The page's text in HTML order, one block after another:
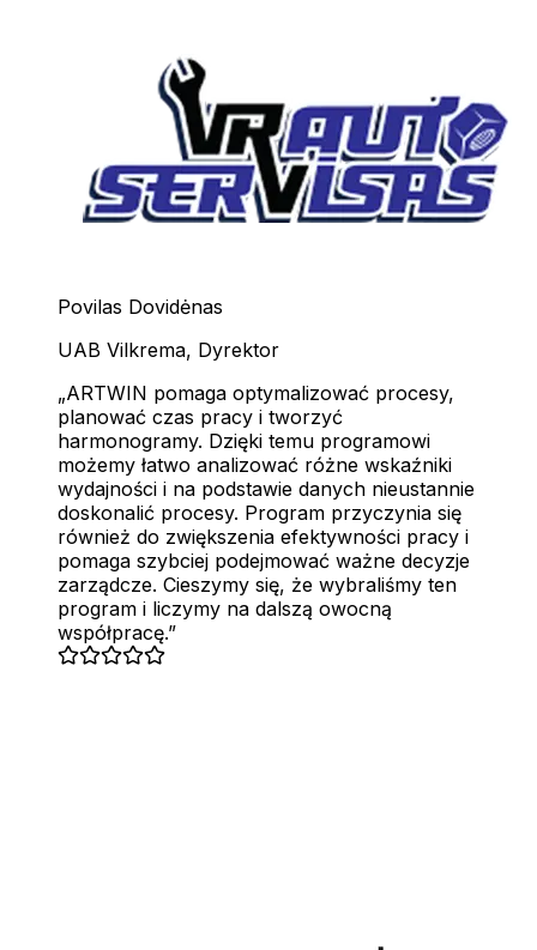
Povilas Dovidėnas
UAB Vilkrema, Dyrektor
ARTWIN pomaga optymalizować procesy,
planować czas pracy i tworzyć
harmonogramy. Dzięki temu programowi
możemy łatwo analizować różne wskaźniki
wydajności i na podstawie danych nieustannie
doskonalić procesy. Program przyczynia się
również do zwiększenia efektywności pracy i
pomaga szybciej podejmować ważne decyzje
zarządcze. Cieszymy się, że wybraliśmy ten
program i liczymy na dalszą owocną
współpracę.